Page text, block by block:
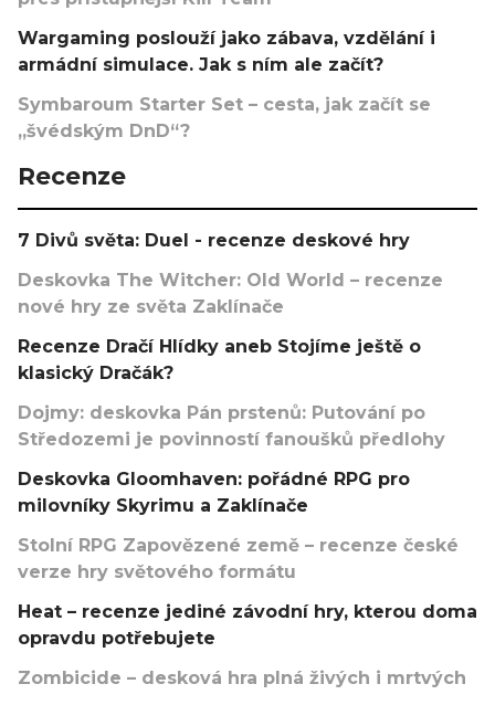
Wargaming poslouží jako zábava, vzdělání i
armádní simulace. Jak s ním ale začít?
Symbaroum Starter Set – cesta, jak začít se
„švédským DnD“?
Recenze
7 Divů světa: Duel - recenze deskové hry
Deskovka The Witcher: Old World – recenze
nové hry ze světa Zaklínače
Recenze Dračí Hlídky aneb Stojíme ještě o
klasický Dračák?
Dojmy: deskovka Pán prstenů: Putování po
Středozemi je povinností fanoušků předlohy
Deskovka Gloomhaven: pořádné RPG pro
milovníky Skyrimu a Zaklínače
Stolní RPG Zapovězené země – recenze české
verze hry světového formátu
Heat – recenze jediné závodní hry, kterou doma
opravdu potřebujete
Zombicide – desková hra plná živých i mrtvých